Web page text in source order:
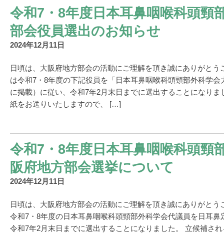
令和7・8年度日本耳鼻咽喉科頭頸
部会役員選出のお知らせ
2024年12月11日
日頃は、大阪府地方部会の活動にご理解を頂き誠にありがと
は令和7・8年度の下記役員を「日本耳鼻咽喉科頭頸部外科学
に掲載）に従い、令和7年2月末日までに選出することになり
紙をお送りいたしますので、 […]
令和7・8年度日本耳鼻咽喉科頭頸
阪府地方部会選挙について
2024年12月11日
日頃は、大阪府地方部会の活動にご理解を頂き誠にありがと
令和7・8年度の日本耳鼻咽喉科頭頸部外科学会代議員を日耳
令和7年2月末日までに選出することになりました。 立候補さ